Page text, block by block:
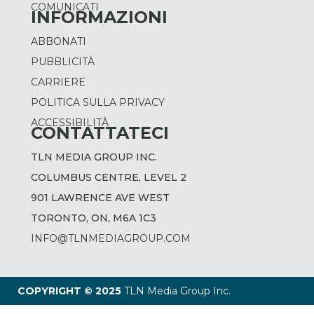
COMUNICATI
INFORMAZIONI
ABBONATI
PUBBLICITÀ
CARRIERE
POLITICA SULLA PRIVACY
ACCESSIBILITÀ
CONTATTATECI
TLN MEDIA GROUP INC.
COLUMBUS CENTRE, LEVEL 2
901 LAWRENCE AVE WEST
TORONTO, ON, M6A 1C3
INFO@TLNMEDIAGROUP.COM
COPYRIGHT © 2025 TLN Media Group Inc.